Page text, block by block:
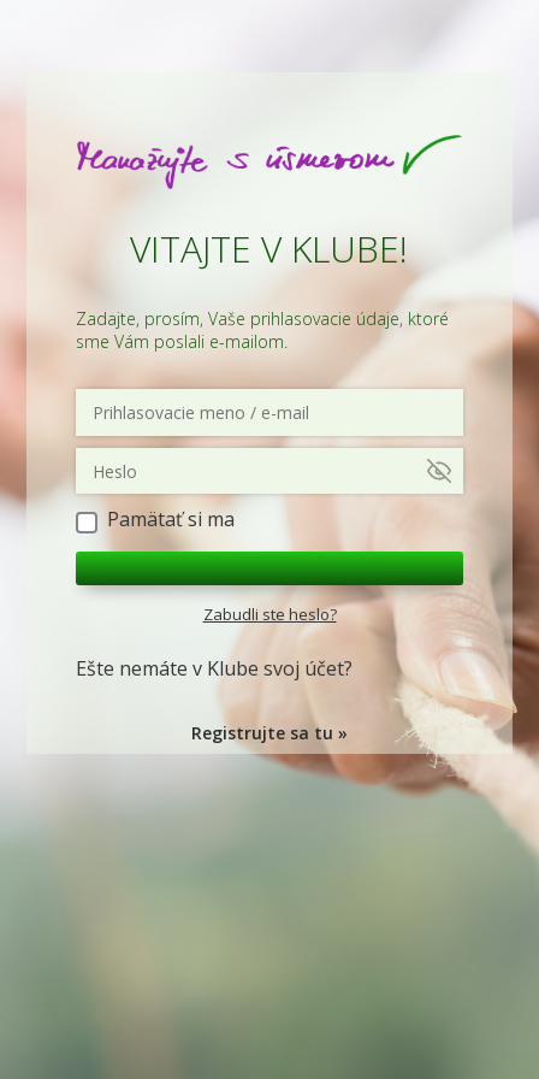
VITAJTE V KLUBE!
Zadajte, prosím, Vaše prihlasovacie údaje, ktoré
sme Vám poslali e-mailom.
Pamätať si ma
Zabudli ste heslo?
Ešte nemáte v Klube svoj účet?
Registrujte sa tu »